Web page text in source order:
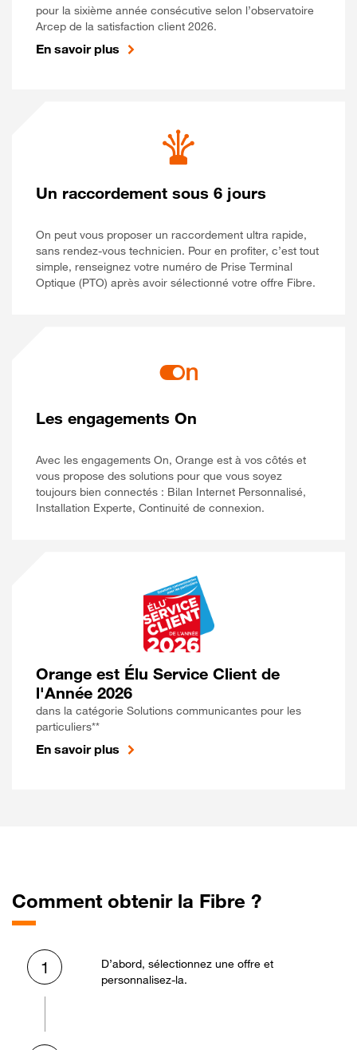
pour la sixième année consécutive selon l’observatoire
Arcep de la satisfaction client 2026.
En savoir plus
Un raccordement sous 6 jours
On peut vous proposer un raccordement ultra rapide,
sans rendez-vous technicien. Pour en profiter, c’est tout
simple, renseignez votre numéro de Prise Terminal
Optique (PTO) après avoir sélectionné votre offre Fibre.
Les engagements On
Avec les engagements On, Orange est à vos côtés et
vous propose des solutions pour que vous soyez
toujours bien connectés : Bilan Internet Personnalisé,
Installation Experte, Continuité de connexion.
Orange est Élu Service Client de
l'Année 2026
dans la catégorie Solutions communicantes pour les
particuliers**
En savoir plus
Comment obtenir la Fibre ?
1
D’abord, sélectionnez une offre et
personnalisez-la.